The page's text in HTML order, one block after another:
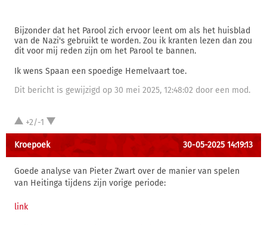
Bijzonder dat het Parool zich ervoor leent om als het huisblad
van de Nazi's gebruikt te worden. Zou ik kranten lezen dan zou
dit voor mij reden zijn om het Parool te bannen.
Ik wens Spaan een spoedige Hemelvaart toe.
Dit bericht is gewijzigd op 30 mei 2025, 12:48:02 door een mod.
+2/-1
Kroepoek 30-05-2025 14:19:13
Goede analyse van Pieter Zwart over de manier van spelen
van Heitinga tijdens zijn vorige periode:
link